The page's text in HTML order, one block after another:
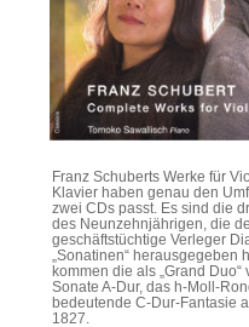
Franz Schuberts Werke für
Klavier haben genau den
zwei CDs passt. Es sind die
des Neunzehnjährigen, die
geschäftstüchtige Verleger
„Sonatinen“ herausgegeben
kommen die als „Grand Duo“
Sonate A-Dur, das h-Moll-
bedeutende C-Dur-Fantasie
1827.